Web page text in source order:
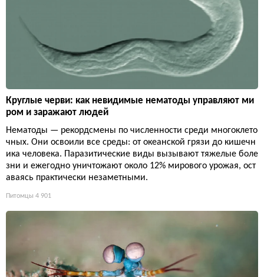
Круглые черви: как невидимые нематоды управляют ми
ром и заражают людей
Нематоды — рекордсмены по численности среди многоклето
чных. Они освоили все среды: от океанской грязи до кишечн
ика человека. Паразитические виды вызывают тяжелые боле
зни и ежегодно уничтожают около 12% мирового урожая, ост
аваясь практически незаметными.
Питомцы 4 901